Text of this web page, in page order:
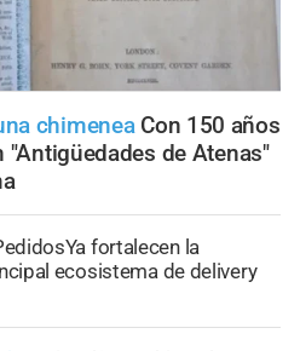
chimenea Con 150 años
"Antigüedades de Atenas"
fortalecen la
ecosistema de delivery